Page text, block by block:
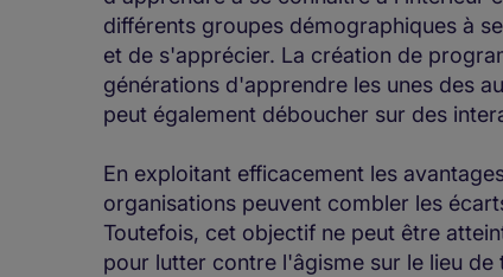
différents groupes démographiques à
et de s'apprécier. La création de
générations d'apprendre les unes des
peut également déboucher sur des
En exploitant efficacement les
organisations peuvent combler les
Toutefois, cet objectif ne peut être
pour lutter contre l'âgisme sur le lieu